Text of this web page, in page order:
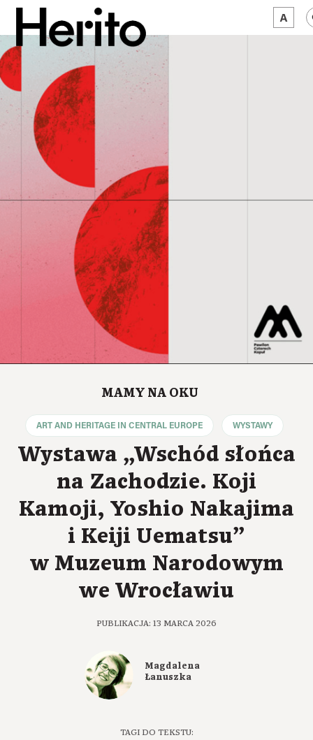
MAGAZYN
MAMY NA OKU
O NAS
JĘZYK: PL
MAMY NA OKU
ART AND HERITAGE IN CENTRAL EUROPE WYSTAWY
Wystawa „Wschód słońca
na Zachodzie. Koji
Kamoji, Yoshio Nakajima
i Keiji Uematsu”
w Muzeum Narodowym
we Wrocławiu
PUBLIKACJA: 13 MARCA 2026
Magdalena
Łanuszka
TAGI DO TEKSTU: